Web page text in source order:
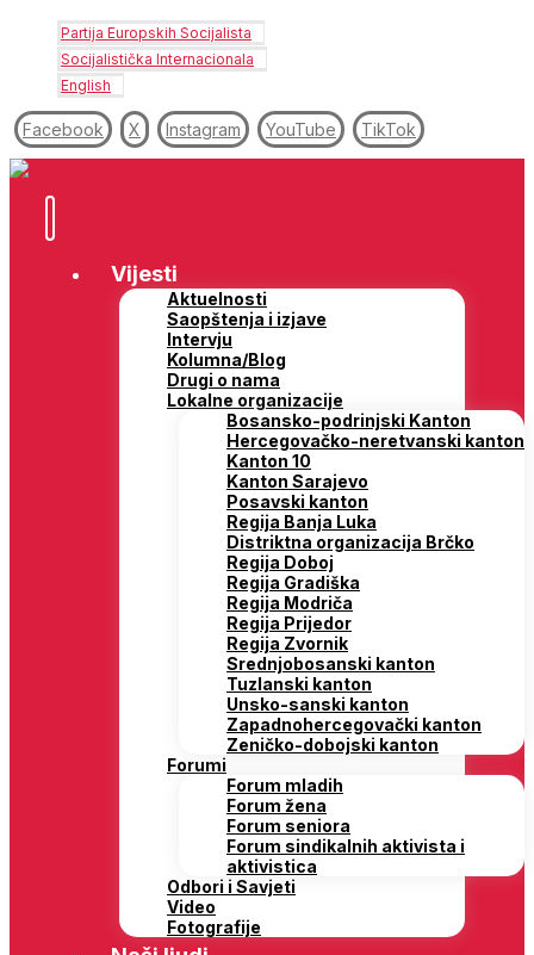
Partija Europskih Socijalista
Socijalistička Internacionala
English
Facebook X Instagram YouTube TikTok
Vijesti
Aktuelnosti
Saopštenja i izjave
Intervju
Kolumna/Blog
Drugi o nama
Lokalne organizacije
Bosansko-podrinjski Kanton
Hercegovačko-neretvanski kanton
Kanton 10
Kanton Sarajevo
Posavski kanton
Regija Banja Luka
Distriktna organizacija Brčko
Regija Doboj
Regija Gradiška
Regija Modriča
Regija Prijedor
Regija Zvornik
Srednjobosanski kanton
Tuzlanski kanton
Unsko-sanski kanton
Zapadnohercegovački kanton
Zeničko-dobojski kanton
Forumi
Forum mladih
Forum žena
Forum seniora
Forum sindikalnih aktivista i
aktivistica
Odbori i Savjeti
Video
Fotografije